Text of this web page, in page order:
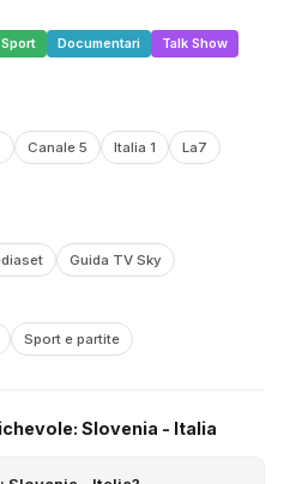
Sport Documentari
Talk Show
Canale 5 Italia 1
La7
Guida TV Sky
Sport e partite
Slovenia - Italia